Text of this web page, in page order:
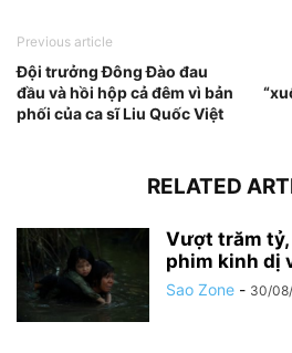
Previous article
Đội trưởng Đông Đào đau
đầu và hồi hộp cả đêm vì bản
phối của ca sĩ Liu Quốc Việt
RELATED
Vượt trăm tỷ,
phim kinh dị
Sao Zone - 30/